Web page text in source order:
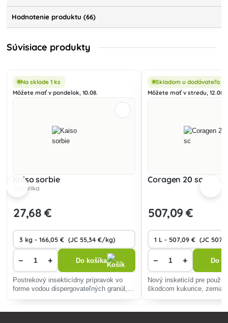
Hodnotenie produktu (66)
Súvisiace produkty
Na sklade 1 ks
Môžete mať v pondelok, 10.08.
Kaiso sorbie
Qenerika
27,68 €
− + Do košíka
Postrekový insekticídny prípravok vo
forme vodou dispergovateľných granúl,
Skladom u dodávateľa
Môžete mať v stredu, 12.08.
Coragen 20 sc
507,09 €
− + Do
Nový insketicíd pre
škodcom kukurice,